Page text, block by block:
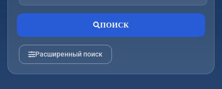
От: До:
ПОИСК
Расширенный поиск